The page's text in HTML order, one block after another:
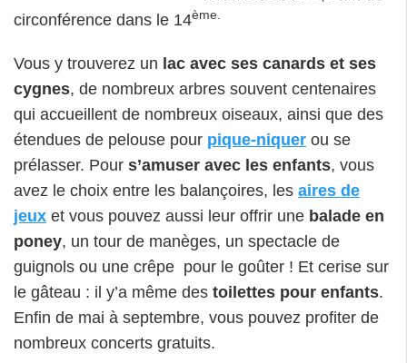
circonférence dans le 14ème.
Vous y trouverez un lac avec ses canards et ses
cygnes, de nombreux arbres souvent centenaires
qui accueillent de nombreux oiseaux, ainsi que des
étendues de pelouse pour pique-niquer ou se
prélasser. Pour s’amuser avec les enfants, vous
avez le choix entre les balançoires, les aires de
jeux et vous pouvez aussi leur offrir une balade en
poney, un tour de manèges, un spectacle de
guignols ou une crêpe pour le goûter ! Et cerise sur
le gâteau : il y’a même des toilettes pour enfants.
Enfin de mai à septembre, vous pouvez profiter de
nombreux concerts gratuits.